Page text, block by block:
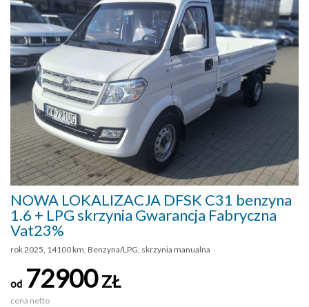
NOWA LOKALIZACJA DFSK C31 benzyna
1.6 + LPG skrzynia Gwarancja Fabryczna
Vat23%
rok 2025, 14100 km, Benzyna/LPG, skrzynia manualna
od 72900ZŁ
cena netto